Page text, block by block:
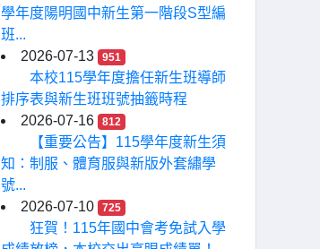
學年度陽明國中新生第一階段S型編
班...
2026-07-13
951
本校115學年度擔任新生班導師
排序表與新生班班號抽籤時程
2026-07-16
812
【重要公告】115學年度新生須
知：制服、體育服與新版外套繡學
號...
2026-07-10
725
狂賀！115年國中會考免試入學